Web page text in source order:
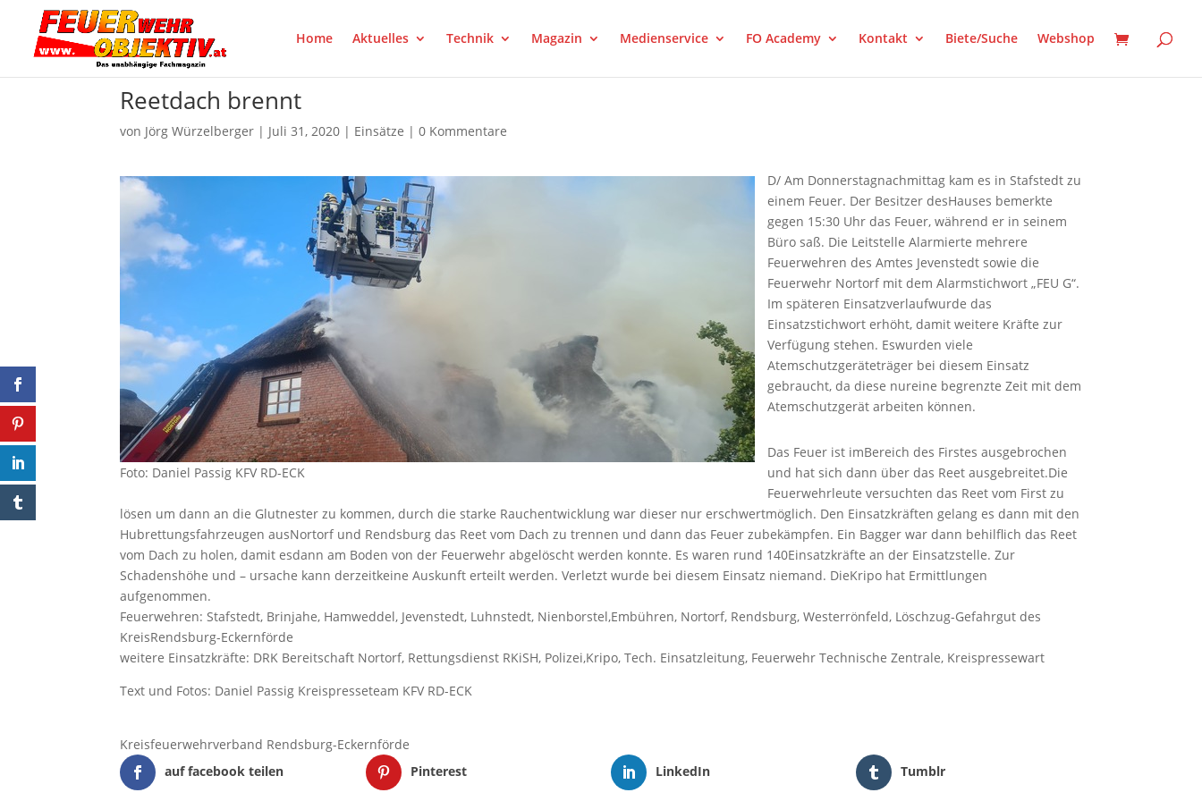
Home Aktuelles Technik Magazin Medienservice FO Academy Kontakt Biete/Suche Webshop
Reetdach brennt
von Jörg Würzelberger | Juli 31, 2020 | Einsätze |0 Kommentare
Pinterest
Foto: Daniel Passig KFV RD-ECK
D/ Am Donnerstagnachmittag kam es in Stafstedt zu
einem Feuer. Der Besitzer desHauses bemerkte
gegen 15:30 Uhr das Feuer, während er in seinem
Büro saß. Die Leitstelle Alarmierte mehrere
Feuerwehren des Amtes Jevenstedt sowie die
Feuerwehr Nortorf mit dem Alarmstichwort „FEU G“.
Im späteren Einsatzverlaufwurde das
Einsatzstichwort erhöht, damit weitere Kräfte zur
Verfügung stehen. Eswurden viele
Atemschutzgeräteträger bei diesem Einsatz
gebraucht, da diese nureine begrenzte Zeit mit dem
Atemschutzgerät arbeiten können.
Das Feuer ist imBereich des Firstes ausgebrochen
und hat sich dann über das Reet ausgebreitet.Die
Feuerwehrleute versuchten das Reet vom First zu
lösen um dann an die Glutnester zu kommen, durch die starke Rauchentwicklung war dieser nur erschwertmöglich. Den Einsatzkräften gelang es dann mit den
Hubrettungsfahrzeugen ausNortorf und Rendsburg das Reet vom Dach zu trennen und dann das Feuer zubekämpfen. Ein Bagger war dann behilflich das Reet
vom Dach zu holen, damit esdann am Boden von der Feuerwehr abgelöscht werden konnte. Es waren rund 140Einsatzkräfte an der Einsatzstelle. Zur
Schadenshöhe und – ursache kann derzeitkeine Auskunft erteilt werden. Verletzt wurde bei diesem Einsatz niemand. DieKripo hat Ermittlungen
aufgenommen.
Feuerwehren: Stafstedt, Brinjahe, Hamweddel, Jevenstedt, Luhnstedt, Nienborstel,Embühren, Nortorf, Rendsburg, Westerrönfeld, Löschzug-Gefahrgut des
KreisRendsburg-Eckernförde
weitere Einsatzkräfte: DRK Bereitschaft Nortorf, Rettungsdienst RKiSH, Polizei,Kripo, Tech. Einsatzleitung, Feuerwehr Technische Zentrale, Kreispressewart
Text und Fotos: Daniel Passig Kreispresseteam KFV RD-ECK
Kreisfeuerwehrverband Rendsburg-Eckernförde
auf facebook teilen
Pinterest LinkedIn Tumblr